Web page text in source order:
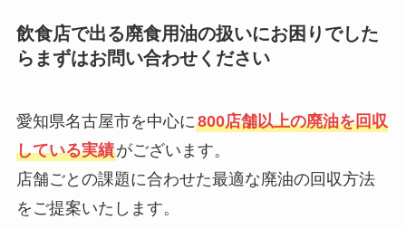
飲食店で出る廃食用油の扱いにお困りでした
らまずはお問い合わせください
愛知県名古屋市を中心に800店舗以上の廃油を回収
している実績がございます。
店舗ごとの課題に合わせた最適な廃油の回収方法
をご提案いたします。